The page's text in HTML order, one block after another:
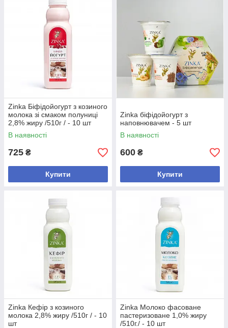
Zinka Біфідойогурт з козиного
молока зі смаком полуниці
2,8% жиру /510г / - 10 шт
В наявності
725 ₴
Купити
Zinka біфідойогурт з
наповнювачем - 5 шт
В наявності
600 ₴
Купити
Zinka Кефір з козиного
молока 2,8% жиру /510г / - 10
шт
Zinka Молоко фасоване
пастеризоване 1,0% жиру
/510г./ - 10 шт